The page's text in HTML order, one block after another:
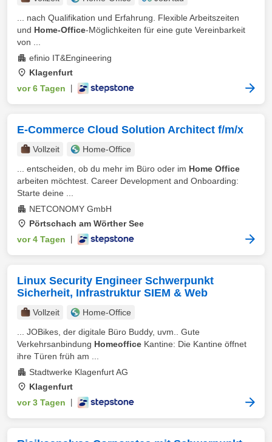
... nach Qualifikation und Erfahrung. Flexible Arbeitszeiten
und Home-Office-Möglichkeiten für eine gute Vereinbarkeit
von ...
efinio IT&Engineering
Klagenfurt
vor 6 Tagen
E-Commerce Cloud Solution Architect f/m/x
Vollzeit
Home-Office
... entscheiden, ob du mehr im Büro oder im Home Office
arbeiten möchtest. Career Development and Onboarding:
Starte deine ...
NETCONOMY GmbH
Pörtschach am Wörther See
vor 4 Tagen
Linux Security Engineer Schwerpunkt
Sicherheit, Infrastruktur SIEM & Web
Vollzeit
Home-Office
... JOBikes, der digitale Büro Buddy, uvm.. Gute
Verkehrsanbindung Homeoffice Kantine: Die Kantine öffnet
ihre Türen früh am ...
Stadtwerke Klagenfurt AG
Klagenfurt
vor 3 Tagen